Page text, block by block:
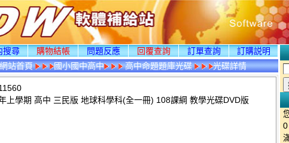
搜尋 購物結帳 問題反應 回覆查詢 訂單查詢
訂購説明
網站首頁 國小國中高中 高中命題題庫光碟 光碟詳情
上學期 高中 三民版 地球科學科(全一冊) 108課綱 教學光碟DVD版
0